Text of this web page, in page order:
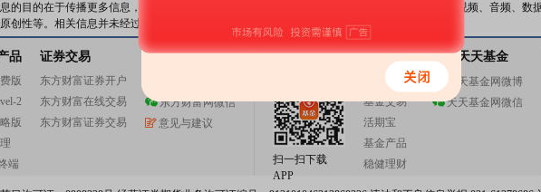
的目的在于传播更多信息，与本站立场无关。东方财富网不保证该信息（包括但不限于文字、视频、音频、数
创性等。相关信息并未经过本网站证实，不对您构成任何投资建议，据此操作，风险自担。
品
版
2
版
端
证券交易
东方财富证券开户
东方财富在线交易
东方财富证券交易
关注东方财富
东方财富网微信
意见与建议
天天基金
扫一扫下载
APP
基金交易
基金开户
基金交易
活期宝
基金产品
稳健理财
关注天天基金
天天基金网微博
天天基金网微信